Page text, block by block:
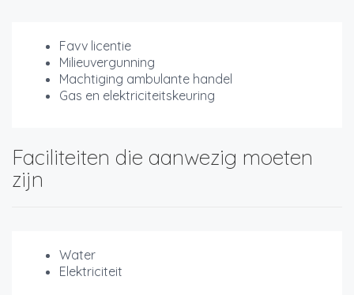
Favv licentie
Milieuvergunning
Machtiging ambulante handel
Gas en elektriciteitskeuring
Faciliteiten die aanwezig moeten
zijn
Water
Elektriciteit